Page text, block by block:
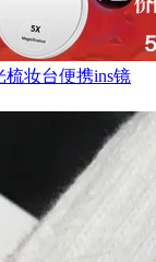
梳妆台便携ins镜